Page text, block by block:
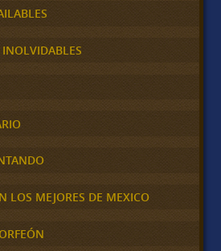
LOS MEJORES DE MEXICO